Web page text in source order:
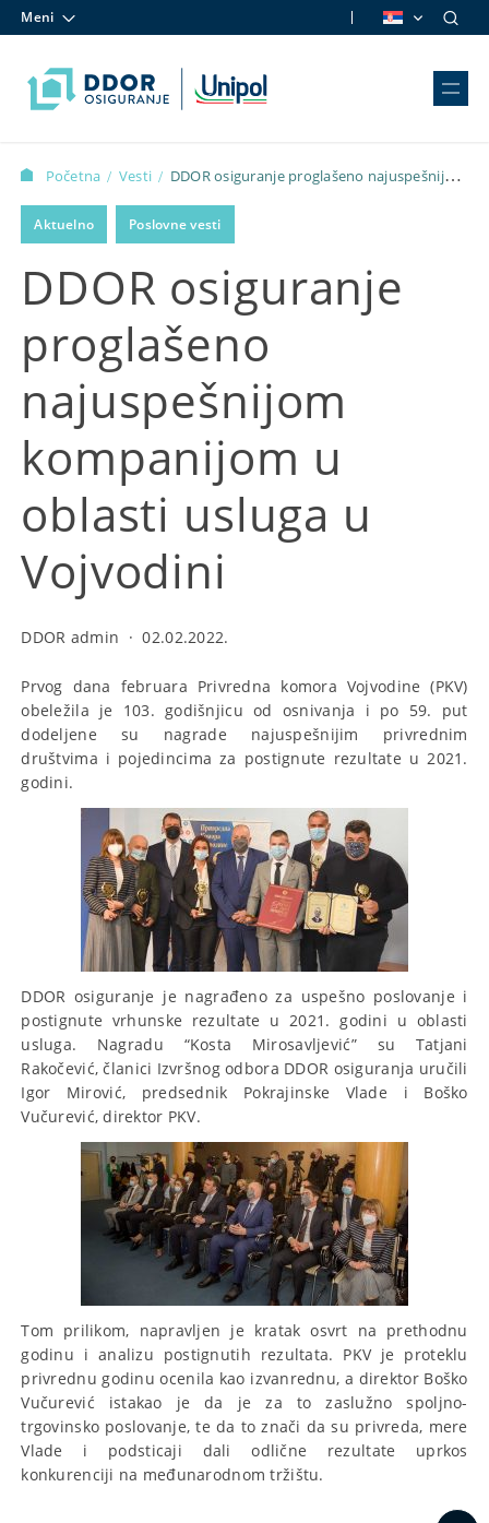
Meni
Početna / Vesti / DDOR osiguranje proglašeno najuspešnijom
kompanijom u oblasti usluga u Vojvodini
Aktuelno Poslovne vesti
DDOR osiguranje
proglašeno
najuspešnijom
kompanijom u
oblasti usluga u
Vojvodini
DDOR admin ·02.02.2022.
Prvog dana februara Privredna komora Vojvodine (PKV)
obeležila je 103. godišnjicu od osnivanja i po 59. put
dodeljene su nagrade najuspešnijim privrednim
društvima i pojedincima za postignute rezultate u 2021.
godini.
DDOR osiguranje je nagrađeno za uspešno poslovanje i
postignute vrhunske rezultate u 2021. godini u oblasti
usluga. Nagradu “Kosta Mirosavljević” su Tatjani
Rakočević, članici Izvršnog odbora DDOR osiguranja uručili
Igor Mirović, predsednik Pokrajinske Vlade i Boško
Vučurević, direktor PKV.
Tom prilikom, napravljen je kratak osvrt na prethodnu
godinu i analizu postignutih rezultata. PKV je proteklu
privrednu godinu ocenila kao izvanrednu, a direktor Boško
Vučurević istakao je da je za to zaslužno spoljno-
trgovinsko poslovanje, te da to znači da su privreda, mere
Vlade i podsticaji dali odlične rezultate uprkos
konkurenciji na međunarodnom tržištu.